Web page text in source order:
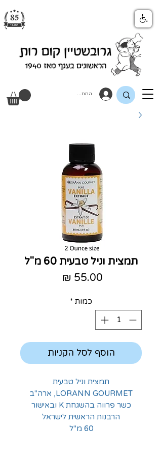
התחבר
תמצית וניל טבעית 60 מ"ל
כמות *
הוסף לסל הקניות
תמצית וניל טבעית
LORANN GOURMET, ארה"ב
כשר פרווה בהשגחת K ובאישור
הרבנות הראשית לישראל
60 מ"ל